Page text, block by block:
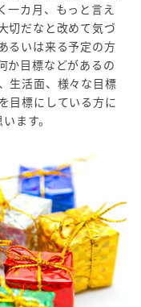
一カ月、もっと言え
切だなと改めて気づ
るいは来る予定の方
か目標などがあるの
生活面、様々な目標
目標にしている方に
ます。